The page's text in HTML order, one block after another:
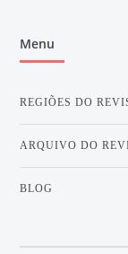
Menu
REGIÕES DO
ARQUIVO DO
BLOG